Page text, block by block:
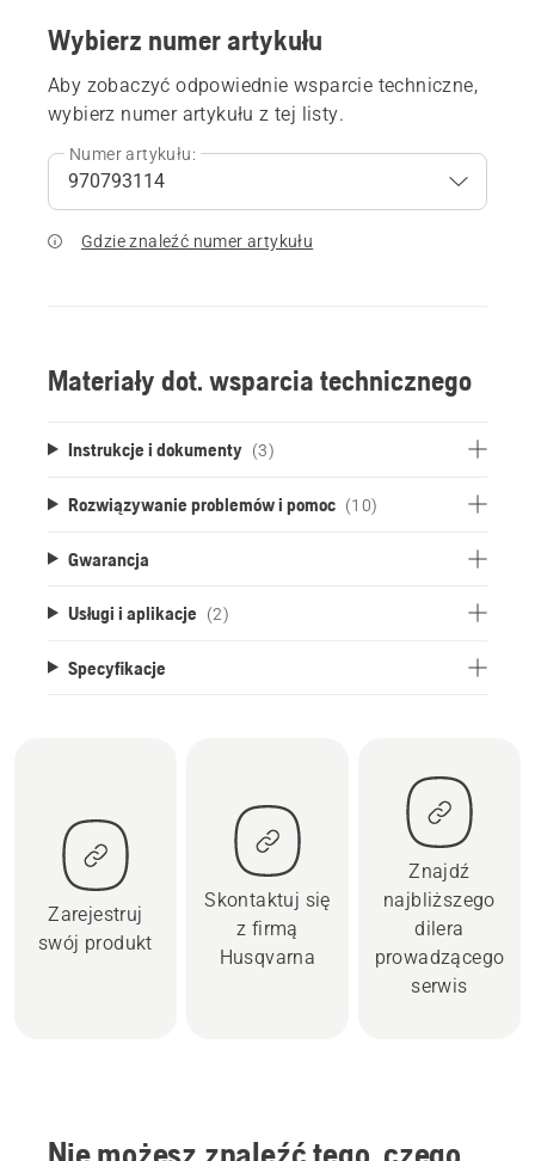
Wybierz numer artykułu
Aby zobaczyć odpowiednie wsparcie techniczne,
wybierz numer artykułu z tej listy.
Numer artykułu:
Gdzie znaleźć numer artykułu
Materiały dot. wsparcia technicznego
Instrukcje i dokumenty (3)
Rozwiązywanie problemów i pomoc (10)
Gwarancja
Usługi i aplikacje (2)
Specyfikacje
Zarejestruj
swój produkt
Skontaktuj się
z firmą
Husqvarna
Znajdź
najbliższego
dilera
prowadzącego
serwis
Nie możesz znaleźć tego, czego